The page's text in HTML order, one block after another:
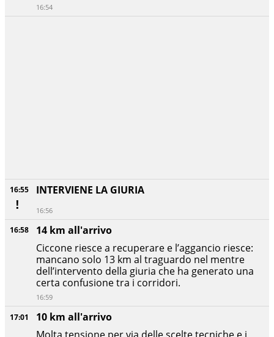
17:01
10 km all'arrivo
16:58
14 km all'arrivo
Ciccone riesce a recuperare e l’aggancio riesce:
mancano solo 13 km al traguardo nel mentre
dell’intervento della giuria che ha generato una
certa confusione tra i corridori.
16:59
16:55 INTERVIENE LA GIURIA
16:56
16:54